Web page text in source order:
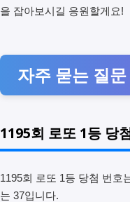
을 잡아보시길 응원할게요!
자주 묻는 질문
1195회 로또 1등 당
1195회 로또 1등 당첨 번호
는 37입니다.